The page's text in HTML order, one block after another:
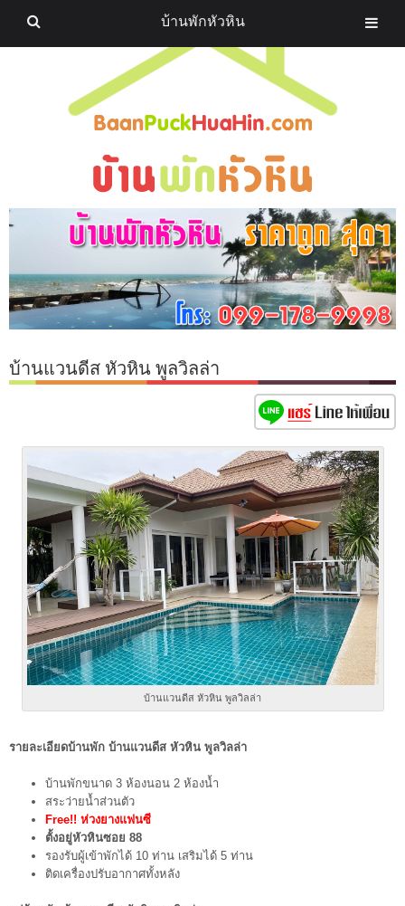
บ้านแวนดีส หัวหิน พูลวิลล่า
บ้านแวนดีส หัวหิน พูลวิลล่า
รายละเอียดบ้านพัก บ้านแวนดีส หัวหิน พูลวิลล่า
บ้านพักขนาด 3 ห้องนอน 2 ห้องน้ำ
สระว่ายน้ำส่วนตัว
Free!! ห่วงยางแฟนซี
ตั้งอยู่หัวหินซอย 88
รองรับผู้เข้าพักได้ 10 ท่าน เสริมได้ 5 ท่าน
ติดเครื่องปรับอากาศทั้งหลัง
บ้านพักหัวหิน